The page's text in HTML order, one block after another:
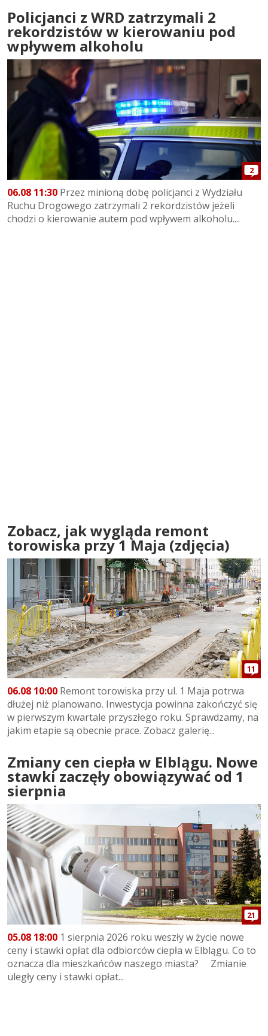
Policjanci z WRD zatrzymali 2
rekordzistów w kierowaniu pod
wpływem alkoholu
2
06.08 11:30 Przez minioną dobę policjanci z Wydziału
Ruchu Drogowego zatrzymali 2 rekordzistów jeżeli
chodzi o kierowanie autem pod wpływem alkoholu....
Zobacz, jak wygląda remont
torowiska przy 1 Maja (zdjęcia)
11
06.08 10:00 Remont torowiska przy ul. 1 Maja potrwa
dłużej niż planowano. Inwestycja powinna zakończyć się
w pierwszym kwartale przyszłego roku. Sprawdzamy, na
jakim etapie są obecnie prace. Zobacz galerię...
Zmiany cen ciepła w Elblągu. Nowe
stawki zaczęły obowiązywać od 1
sierpnia
21
05.08 18:00 1 sierpnia 2026 roku weszły w życie nowe
ceny i stawki opłat dla odbiorców ciepła w Elblągu. Co to
oznacza dla mieszkańców naszego miasta? Zmianie
uległy ceny i stawki opłat...